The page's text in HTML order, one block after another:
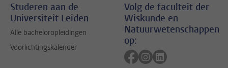
Studeren aan de
Universiteit Leiden
Alle bacheloropleidingen
Voorlichtingskalender
Volg de faculteit der
Wiskunde en
Natuurwetenschappen
op:
Volg ons op facebook
Volg ons op instagram
Volg ons op